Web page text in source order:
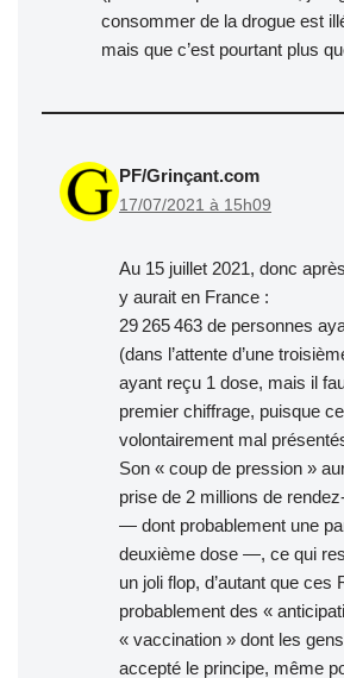
consommer de la drogue est
mais que c’est pourtant plus
PF/Grinçant.com
17/07/2021 à 15h09
Au 15 juillet 2021, donc
y aurait en France :
29 265 463 de personnes
(dans l’attente d’une
ayant reçu 1 dose, mais il
premier chiffrage, puisque
volontairement mal
Son « coup de pression »
prise de 2 millions de
— dont probablement une
deuxième dose —, ce qui
un joli flop, d’autant que ces
probablement des «
« vaccination » dont les
accepté le principe, même